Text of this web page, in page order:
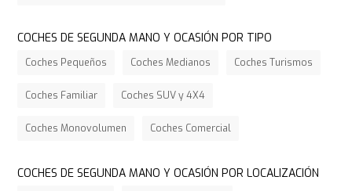
COCHES DE SEGUNDA MANO Y OCASIÓN POR TIPO
Coches Pequeños Coches Medianos Coches Turismos
Coches Familiar Coches SUV y 4X4
Coches Monovolumen Coches Comercial
COCHES DE SEGUNDA MANO Y OCASIÓN POR LOCALIZACIÓN